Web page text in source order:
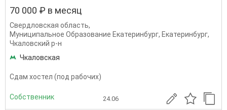
70 000 ₽ в месяц
Свердловская область,
Муниципальное Образование Екатеринбург, Екатеринбург,
Чкаловский р-н
Чкаловская
Сдам хостел (под рабочих)
Собственник 24.06